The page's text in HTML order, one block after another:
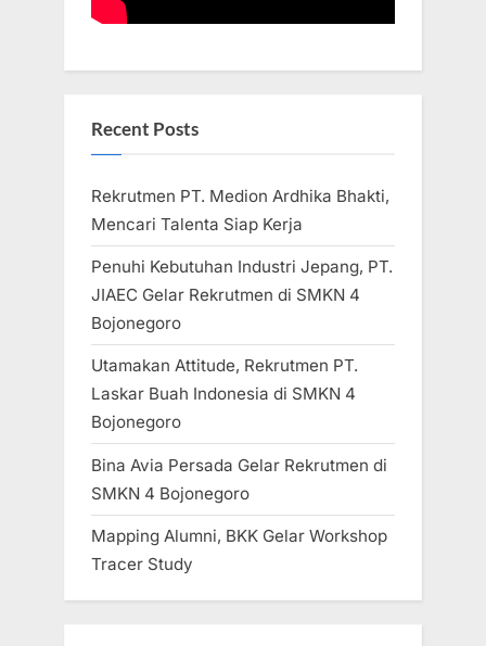
Recent Posts
Rekrutmen PT. Medion Ardhika Bhakti,
Mencari Talenta Siap Kerja
Penuhi Kebutuhan Industri Jepang, PT.
JIAEC Gelar Rekrutmen di SMKN 4
Bojonegoro
Utamakan Attitude, Rekrutmen PT.
Laskar Buah Indonesia di SMKN 4
Bojonegoro
Bina Avia Persada Gelar Rekrutmen di
SMKN 4 Bojonegoro
Mapping Alumni, BKK Gelar Workshop
Tracer Study